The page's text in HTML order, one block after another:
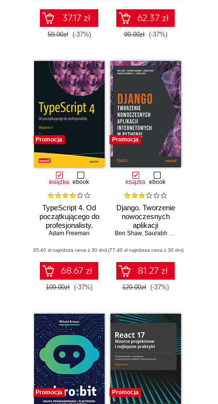
37.17 zł
59.00zł (-37%)
62.37 zł
99.00zł (-37%)
Promocja
książka ebook
TypeScript 4. Od
początkującego do
profesjonalisty.
Wydanie II
Adam Freeman
(65,40 zł najniższa cena z 30 dni)
68.67 zł
109.00zł (-37%)
Promocja
książka ebook
Django. Tworzenie
nowoczesnych
aplikacji
internetowych w
Ben Shaw, Saurabh Badhwar
(77,40 zł najniższa cena z 30 dni)
81.27 zł
129.00zł (-37%)
Promocja Promocja